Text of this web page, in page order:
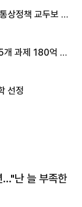
상정책 교두보 활
개 과제 180억 지
선정
…"난 늘 부족한